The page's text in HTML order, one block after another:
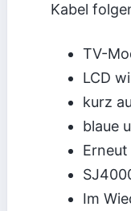
Kabel
TV-
LCD
kurz
blaue
Im